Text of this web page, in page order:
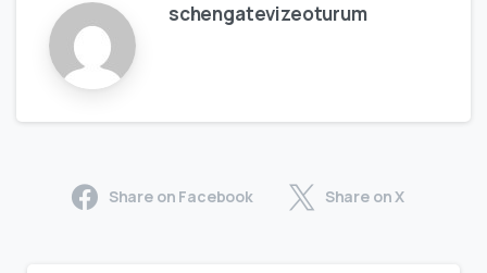
schengatevizeoturum
Share on Facebook Share on X